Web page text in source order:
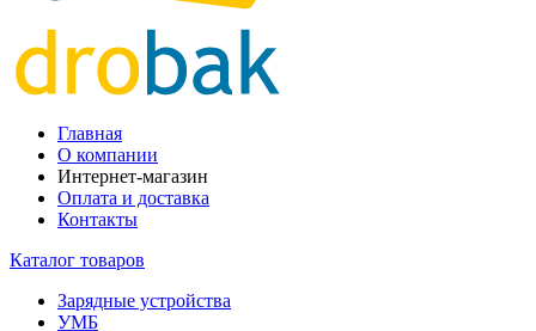
Главная
О компании
Интернет-магазин
Оплата и доставка
Контакты
Каталог товаров
Зарядные устройства
УМБ